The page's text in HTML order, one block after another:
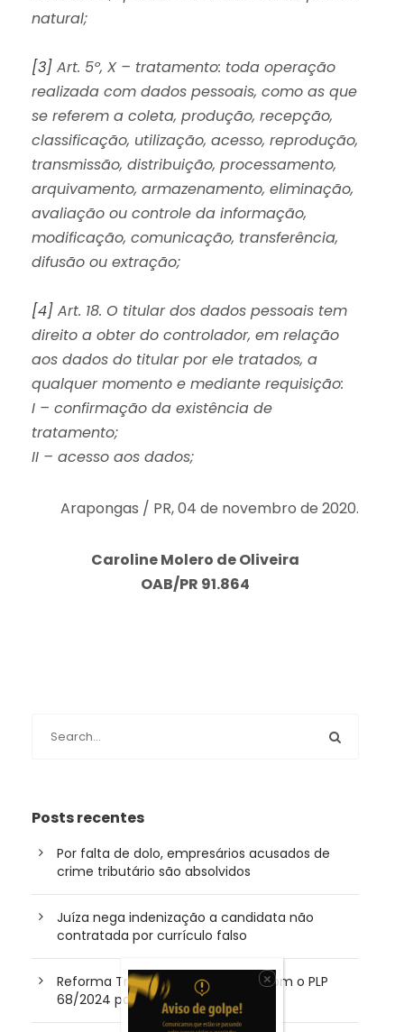
natural;
[3] Art. 5º, X – tratamento: toda operação
realizada com dados pessoais, como as que
se referem a coleta, produção, recepção,
classificação, utilização, acesso, reprodução,
transmissão, distribuição, processamento,
arquivamento, armazenamento, eliminação,
avaliação ou controle da informação,
modificação, comunicação, transferência,
difusão ou extração;
[4] Art. 18. O titular dos dados pessoais tem
direito a obter do controlador, em relação
aos dados do titular por ele tratados, a
qualquer momento e mediante requisição:
I – confirmação da existência de
tratamento;
II – acesso aos dados;
Arapongas / PR, 04 de novembro de 2020.
Caroline Molero de Oliveira
OAB/PR 91.864
Posts recentes
Por falta de dolo, empresários acusados de
crime tributário são absolvidos
Juíza nega indenização a candidata não
contratada por currículo falso
Reforma Tributária: o que muda com o PLP
68/2024 para as empresas?
×